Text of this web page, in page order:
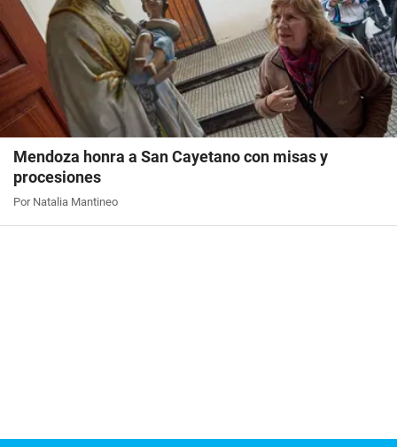
Mendoza honra a San Cayetano con misas y
procesiones
Por Natalia Mantineo